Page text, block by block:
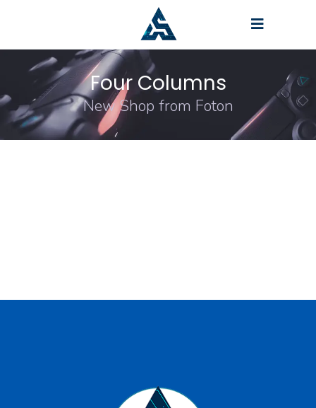
Four Columns
New Shop from Foton